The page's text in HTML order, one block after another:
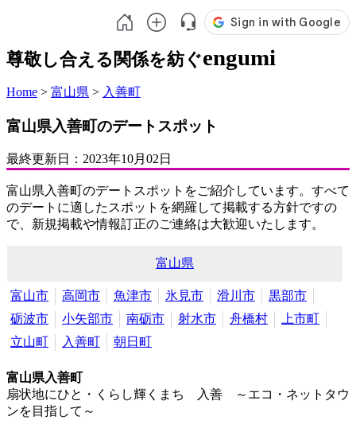
尊敬し合える関係を紡ぐengumi
Home > 富山県 > 入善町
富山県入善町のデートスポット
最終更新日： 2023年10月02日
富山県入善町のデートスポットをご紹介しています。すべて
のデートに適したスポットを網羅して掲載する方針ですの
で、新規掲載や情報訂正のご連絡は大歓迎いたします。
富山県
富山市 高岡市 魚津市 氷見市 滑川市
黒部市
砺波市
小矢部市 南砺市 射水市 舟橋村
上市町
立山町
入善町 朝日町
富山県入善町
扇状地にひと・くらし輝くまち 入善 ～エコ・ネットタウ
ンを目指して～